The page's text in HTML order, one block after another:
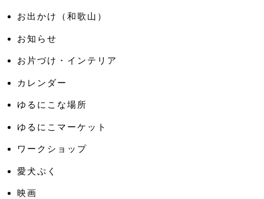
お出かけ（和歌山）
お知らせ
お片づけ・インテリア
カレンダー
ゆるにこな場所
ゆるにこマーケット
ワークショップ
愛犬ぷく
映画